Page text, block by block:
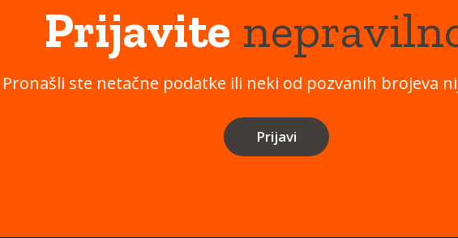
Prijavite
Pronašli ste netačne podatke ili neki od pozvanih brojeva
Prijavi